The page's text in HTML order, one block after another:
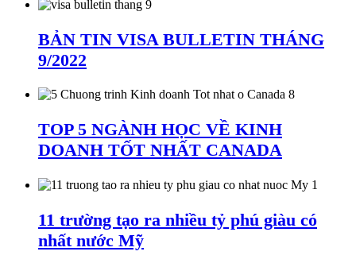
BẢN TIN VISA BULLETIN THÁNG
9/2022
TOP 5 NGÀNH HỌC VỀ KINH
DOANH TỐT NHẤT CANADA
11 trường tạo ra nhiều tỷ phú giàu có
nhất nước Mỹ